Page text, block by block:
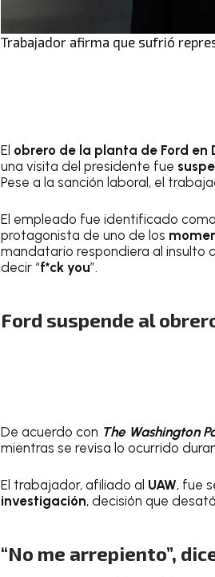
Trabajador afirma que sufrió
El obrero de la planta de Ford en
una visita del presidente fue
Pese a la sanción laboral, el
El empleado fue identificado como
protagonista de uno de los
mandatario respondiera al insulto
decir “f*ck you”.
Ford suspende al
De acuerdo con The Washington
mientras se revisa lo ocurrido
El trabajador, afiliado al UAW, fue
investigación, decisión que
“No me arrepiento”,